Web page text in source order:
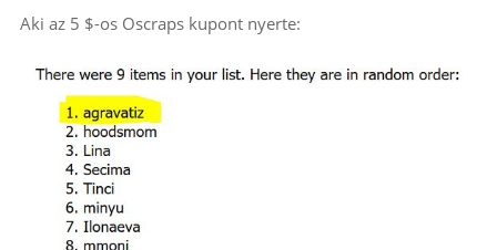
Aki az 5 $-os Oscraps kupont nyerte: